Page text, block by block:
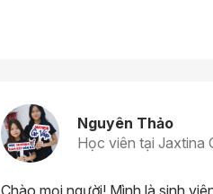
Nguyên Thảo
Học viên tại Jaxtina
Chào mọi người! Mình là sinh